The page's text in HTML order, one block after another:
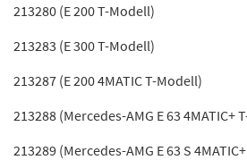
213280 (E 200 T-Modell)
213283 (E 300 T-Modell)
213287 (E 200 4MATIC T-Modell)
213288 (Mercedes-AMG E 63 4MATIC+
213289 (Mercedes-AMG E 63 S